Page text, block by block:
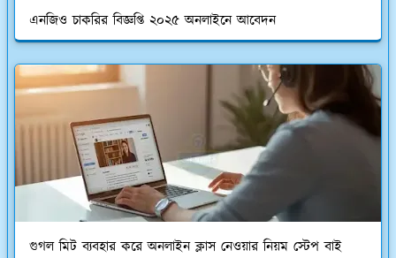
এনজিও চাকরির বিজ্ঞপ্তি ২০২৫ অনলাইনে আবেদন
গুগল মিট ব্যবহার করে অনলাইন ক্লাস নেওয়ার নিয়ম স্টেপ বাই